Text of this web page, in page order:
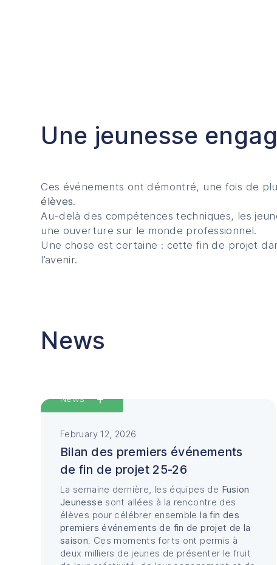
Une jeunesse
Ces événements ont démontré, une fois de
élèves.
Au-delà des compétences techniques, les
une ouverture sur le monde professionnel.
Une chose est certaine : cette fin de projet
l’avenir.
News
News
February 12, 2026
Bilan des premiers événements
de fin de projet 25-26
La semaine dernière, les équipes de Fusion
Jeunesse sont allées à la rencontre des
élèves pour célébrer ensemblela fin des
premiers événements de fin de projet de la
saison. Ces moments forts ont permis à
deux milliers de jeunes de présenter le fruit